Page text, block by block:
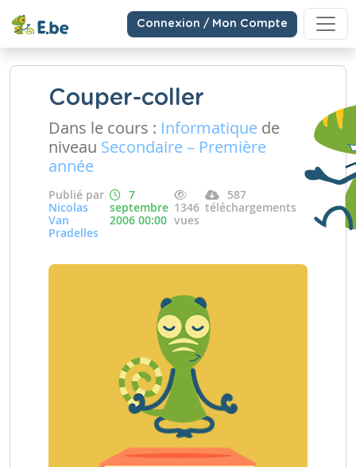
Connexion / Mon Compte
Couper-coller
Dans le cours : Informatique de
niveau Secondaire – Première
année
Publié par
Nicolas
Van
Pradelles
7
septembre
2006 00:00
1346
vues
587
téléchargements